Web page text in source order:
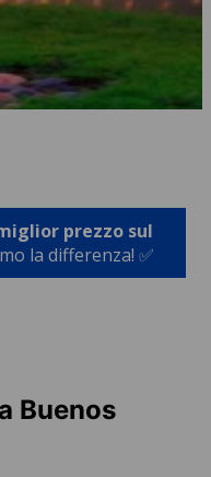
prezzo sul
la differenza! ✅
Buenos